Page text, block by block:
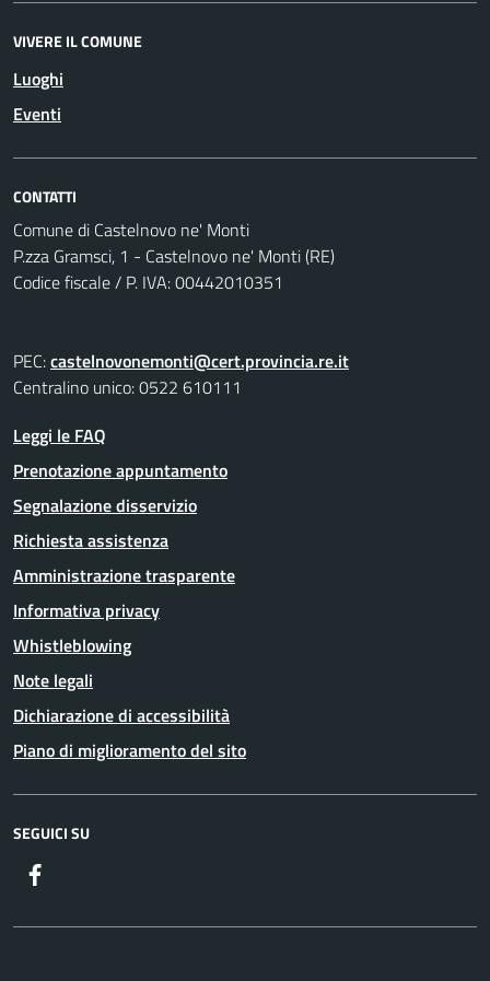
VIVERE IL COMUNE
Luoghi
Eventi
CONTATTI
Comune di Castelnovo ne' Monti
P.zza Gramsci, 1 - Castelnovo ne' Monti (RE)
Codice fiscale / P. IVA: 00442010351
PEC:castelnovonemonti@cert.provincia.re.it
Centralino unico: 0522 610111
Leggi le FAQ
Prenotazione appuntamento
Segnalazione disservizio
Richiesta assistenza
Amministrazione trasparente
Informativa privacy
Whistleblowing
Note legali
Dichiarazione di accessibilità
Piano di miglioramento del sito
SEGUICI SU